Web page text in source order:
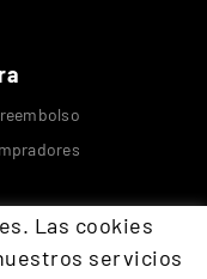
Las cookies
servicios